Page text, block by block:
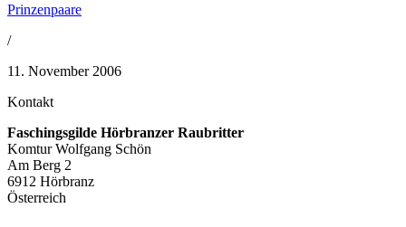
Prinzenpaare
/
11. November 2006
Kontakt
Faschingsgilde Hörbranzer Raubritter
Komtur Wolfgang Schön
Am Berg 2
6912 Hörbranz
Österreich